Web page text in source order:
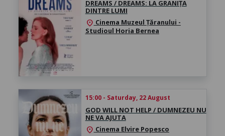
DREAMS / DREAMS: LA GRANIȚA
DINTRE LUMI
location_on Cinema Muzeul Țăranului -
Studioul Horia Bernea
15:00 - Saturday, 22 August
GOD WILL NOT HELP / DUMNEZEU NU
NE VA AJUTA
location_on Cinema Elvire Popesco